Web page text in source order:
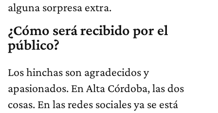
alguna sorpresa extra.
¿Cómo será recibido por el
público?
Los hinchas son agradecidos y
apasionados. En Alta Córdoba, las dos
cosas. En las redes sociales ya se está